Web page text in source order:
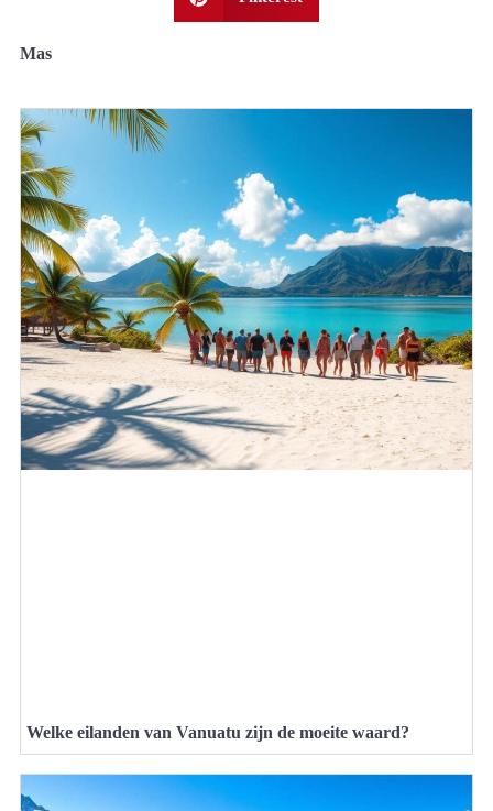
Mas
Welke eilanden van Vanuatu zijn de moeite waard?